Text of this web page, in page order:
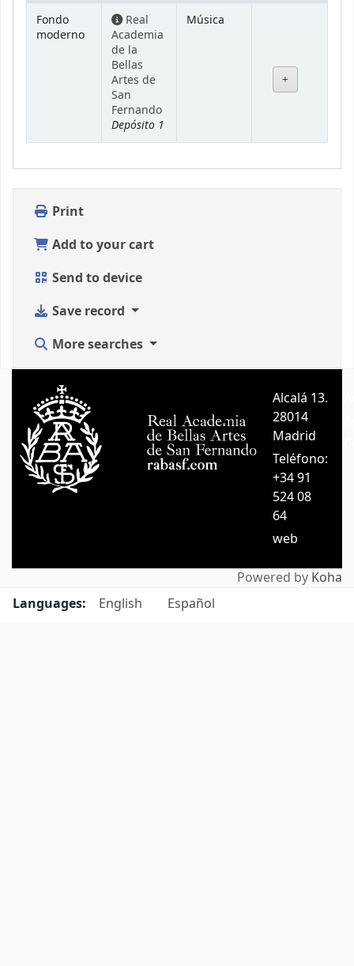
Holdings
Fondo
moderno
Real
Academia
de la
Bellas
Artes de
San
Fernando
Depósito 1
Música
Print
Add to your cart
Send to device
Save record
More searches
Alcalá 13.
28014
Madrid
Teléfono:
+34 91
524 08
64
web
Powered by Koha
Languages:
English Español